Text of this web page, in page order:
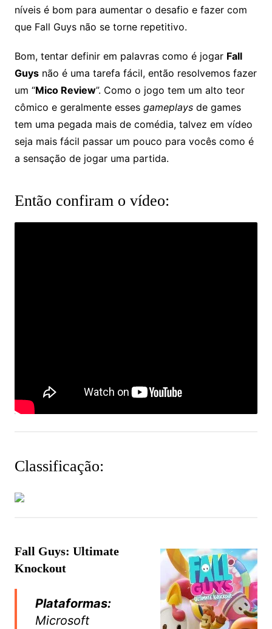
níveis é bom para aumentar o desafio e fazer com
que Fall Guys não se torne repetitivo.
Bom, tentar definir em palavras como é jogar Fall
Guysnão é uma tarefa fácil, então resolvemos fazer
um “Mico Review”. Como o jogo tem um alto teor
cômico e geralmente esses gameplaysde games
tem uma pegada mais de comédia, talvez em vídeo
seja mais fácil passar um pouco para vocês como é
a sensação de jogar uma partida.
Então confiram o vídeo:
Classificação:
Fall Guys: Ultimate
Knockout
Plataformas:
Microsoft